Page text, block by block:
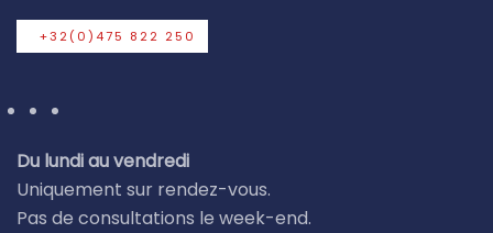
+32(0)475 822 250
Du lundi au vendredi
Uniquement sur rendez-vous.
Pas de consultations le week-end.